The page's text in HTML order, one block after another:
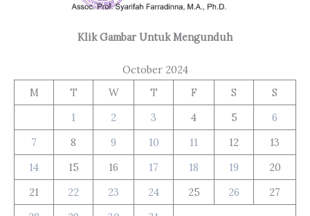
Klik Gambar Untuk Mengunduh
October 2024
M
T W T F S
S
1
2 3 4 5
6
7
8 9 10 11 12
13
14
15 16 17 18 19
20
21
22 23 24 25 26
27